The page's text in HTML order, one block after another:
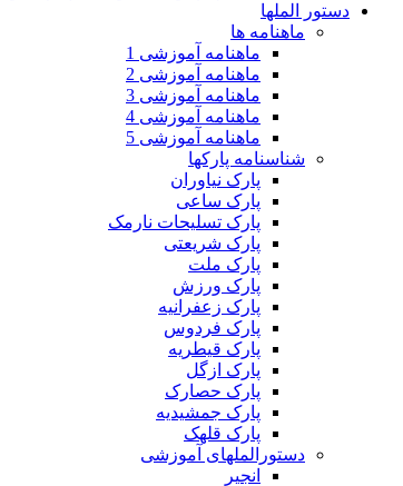
دستور الملها
ماهنامه ها
ماهنامه آموزشی 1
ماهنامه آموزشی 2
ماهنامه آموزشی 3
ماهنامه آموزشی 4
ماهنامه آموزشی 5
شناسنامه پارکها
پارک نیاوران
پارک ساعی
پارک تسلیحات نارمک
پارک شریعتی
پارک ملت
پارک ورزش
پارک زعفرانیه
پارک فردوس
پارک قیطریه
پارک ازگل
پارک حصارک
پارک جمشیدیه
پارک قلهک
دستورالملهای آموزشی
انجیر